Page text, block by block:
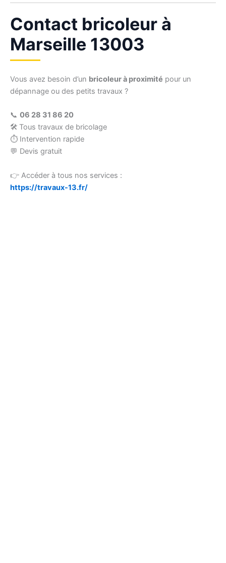
Contact bricoleur à
Marseille 13003
Vous avez besoin d’un bricoleur à proximité pour un
dépannage ou des petits travaux ?
📞 06 28 31 86 20
🛠 Tous travaux de bricolage
⏱ Intervention rapide
💬 Devis gratuit
👉 Accéder à tous nos services :
https://travaux-13.fr/